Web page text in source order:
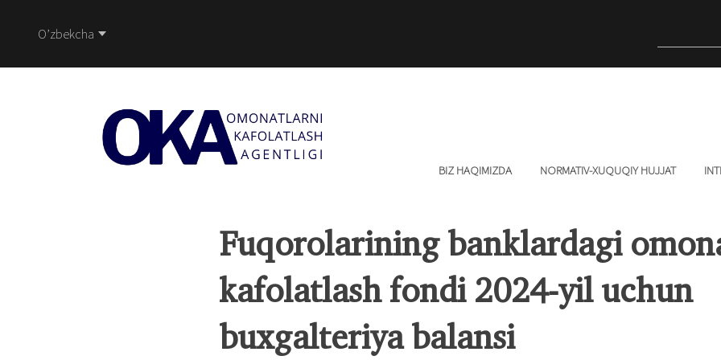
O’zbekcha
BIZ HAQIMIZDA NORMATIV-XUQUQIY HUJJAT
Fuqorolarining banklardagi
kafolatlash fondi 2024-yil uchun
buxgalteriya balansi